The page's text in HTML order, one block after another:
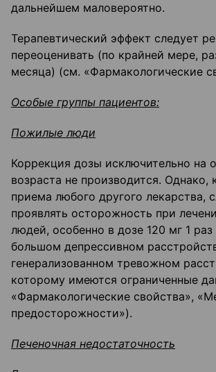
дальнейшем маловероятно.
Терапевтический эффект следует
переоценивать (по крайней мере,
месяца) (см. «Фармакологические
Особые группы пациентов:
Пожилые люди
Коррекция дозы исключительно на
возраста не производится. Однако,
приема любого другого лекарства,
проявлять осторожность при
людей, особенно в дозе 120 мг 1
большом депрессивном
генерализованном тревожном
которому имеются ограниченные
«Фармакологические свойства»,
предосторожности»).
Печеночная недостаточность